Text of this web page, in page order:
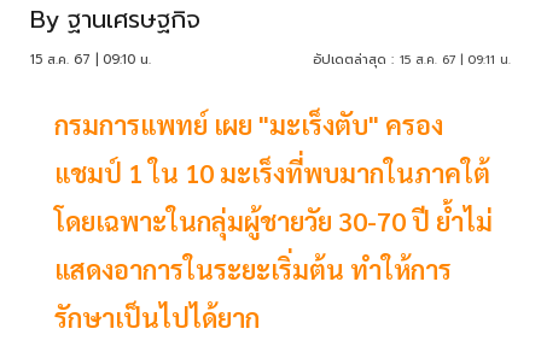
By ฐานเศรษฐกิจ
15 ส.ค. 67 | 09:10 น. อัปเดตล่าสุด : 15 ส.ค. 67 | 09:11 น.
กรมการแพทย์ เผย "มะเร็งตับ" ครอง
แชมป์ 1 ใน 10 มะเร็งที่พบมากในภาคใต้
โดยเฉพาะในกลุ่มผู้ชายวัย 30-70 ปี ย้ำไม่
แสดงอาการในระยะเริ่มต้น ทำให้การ
รักษาเป็นไปได้ยาก